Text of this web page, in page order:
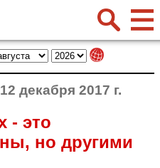
12 декабря 2017 г.
- это
но другими